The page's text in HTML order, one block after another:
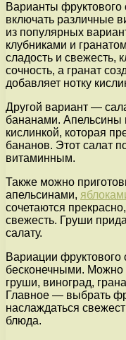
Варианты фруктового
включать различные
из популярных
клубниками и
сладость и свежесть,
сочность, а гранат
добавляет нотку
Другой вариант —
бананами. Апельсины
кислинкой, которая
бананов. Этот салат
витаминным.
Также можно
апельсинами,
сочетаются
свежесть. Груши
салату.
Вариации фруктового
бесконечными. Можно
груши, виноград,
Главное — выбрать
наслаждаться
блюда.